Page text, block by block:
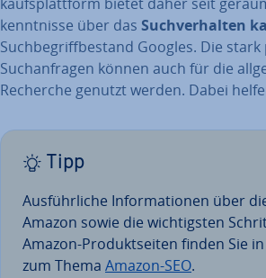
kennt­nis­se über das Such­ver­hal­ten
Such­be­griff­be­stand Googles. Die
Such­an­fra­gen können auch für die
Recherche genutzt werden. Dabei
Tipp
Aus­führ­li­che In­for­ma­tio­nen über
Amazon sowie die wich­tigs­ten
Amazon-Pro­dukt­sei­ten finden Sie
zum Thema Amazon-SEO.